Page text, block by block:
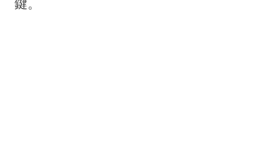
鍵。